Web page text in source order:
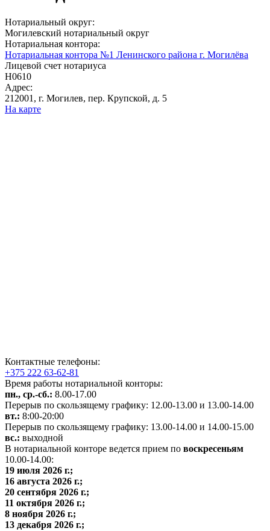
Нотариальный округ:
Могилевский нотариальный округ
Нотариальная контора:
Нотариальная контора №1 Ленинского района г. Могилёва
Лицевой счет нотариуса
Н0610
Адрес:
212001, г. Могилев, пер. Крупской, д. 5
На карте
Контактные телефоны:
+375 222 63-62-81
Время работы нотариальной конторы:
пн., ср.-сб.: 8.00-17.00
Перерыв по скользящему графику: 12.00-13.00 и 13.00-14.00
вт.: 8:00-20:00
Перерыв по скользящему графику: 13.00-14.00 и 14.00-15.00
вс.: выходной
В нотариальной конторе ведется прием по воскресеньям
10.00-14.00:
19 июля 2026 г.;
16 августа 2026 г.;
20 сентября 2026 г.;
11 октября 2026 г.;
8 ноября 2026 г.;
13 декабря 2026 г.;